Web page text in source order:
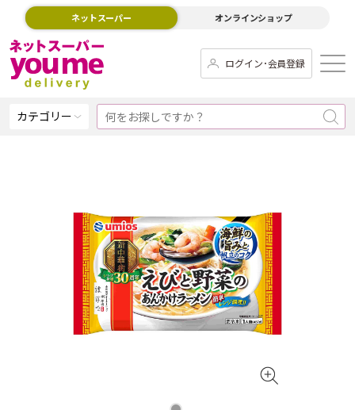
ネットスーパー オンラインショップ
ログイン･会員登録
カテゴリー